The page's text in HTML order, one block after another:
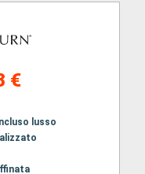
€
lusso